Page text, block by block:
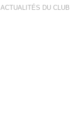
ACTUALITÉS DU CLUB